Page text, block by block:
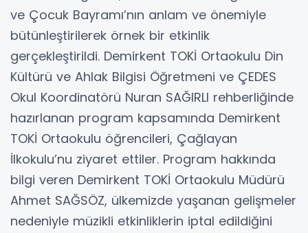
ve Çocuk Bayramı’nın anlam ve önemiyle
bütünleştirilerek örnek bir etkinlik
gerçekleştirildi. Demirkent TOKİ Ortaokulu Din
Kültürü ve Ahlak Bilgisi Öğretmeni ve ÇEDES
Okul Koordinatörü Nuran SAĞIRLI rehberliğinde
hazırlanan program kapsamında Demirkent
TOKİ Ortaokulu öğrencileri, Çağlayan
İlkokulu’nu ziyaret ettiler. Program hakkında
bilgi veren Demirkent TOKİ Ortaokulu Müdürü
Ahmet SAĞSÖZ, ülkemizde yaşanan gelişmeler
nedeniyle müzikli etkinliklerin iptal edildiğini